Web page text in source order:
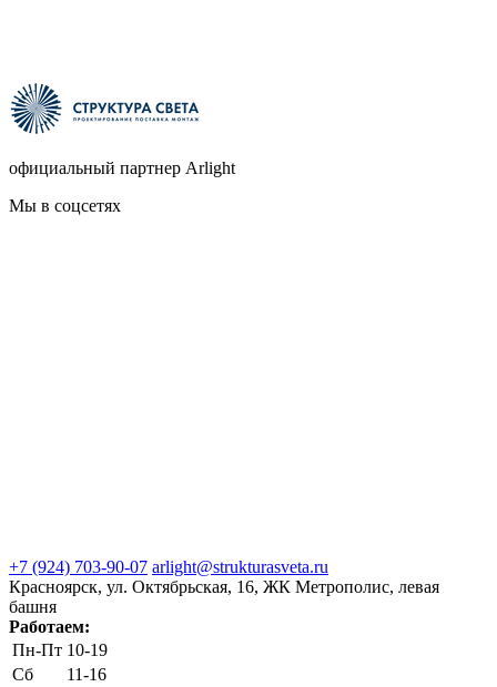
официальный партнер Arlight
Мы в соцсетях
+7 (924) 703-90-07 arlight@strukturasveta.ru
Красноярск, ул. Октябрьская, 16, ЖК Метрополис, левая
башня
Работаем:
Пн-Пт 10-19
Сб
11-16